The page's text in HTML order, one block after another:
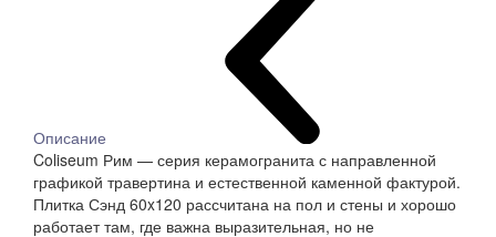
Описание
Coliseum Рим — серия керамогранита с направленной
графикой травертина и естественной каменной фактурой.
Плитка Сэнд 60x120 рассчитана на пол и стены и хорошо
работает там, где важна выразительная, но не